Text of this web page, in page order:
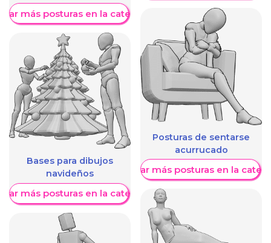
más posturas en la categoría
Bases para dibujos
navideños
más posturas en la categoría
Posturas de sentarse
acurrucado
Mostrar más posturas en la